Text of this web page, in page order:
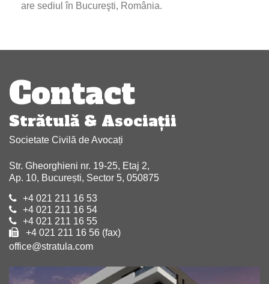
are sediul în Bucureşti, România.
Navigare
articole
Contact
Strătulă & Asociaţii
Societate Civilă de Avocați
Str. Gheorghieni nr. 19-25, Etaj 2,
Ap. 10, București, Sector 5, 050875
+4 021 211 16 53
+4 021 211 16 54
+4 021 211 16 55
+4 021 211 16 56 (fax)
office@stratula.com